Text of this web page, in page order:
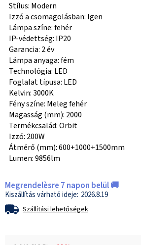
Stílus: Modern
Izzó a csomagolásban: Igen
Lámpa színe: fehér
IP-védettség: IP20
Garancia: 2 év
Lámpa anyaga: fém
Technológia: LED
Foglalat típusa: LED
Kelvin: 3000K
Fény színe: Meleg fehér
Magasság (mm): 2000
Termékcsalád: Orbit
Izzó: 200W
Átmérő (mm): 600+1000+1500mm
Lumen: 9856lm
Megrendelèsre 7 napon belül 🚚
2026.8.19
Szállítási lehetőségek